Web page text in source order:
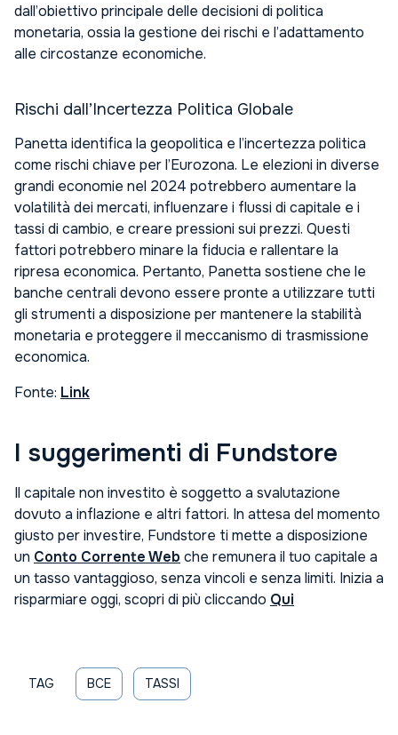
dall’obiettivo principale delle decisioni di politica
monetaria, ossia la gestione dei rischi e l’adattamento
alle circostanze economiche.
Rischi dall’Incertezza Politica Globale
Panetta identifica la geopolitica e l’incertezza politica
come rischi chiave per l’Eurozona. Le elezioni in diverse
grandi economie nel 2024 potrebbero aumentare la
volatilità dei mercati, influenzare i flussi di capitale e i
tassi di cambio, e creare pressioni sui prezzi. Questi
fattori potrebbero minare la fiducia e rallentare la
ripresa economica. Pertanto, Panetta sostiene che le
banche centrali devono essere pronte a utilizzare tutti
gli strumenti a disposizione per mantenere la stabilità
monetaria e proteggere il meccanismo di trasmissione
economica.
Fonte: Link
I suggerimenti di Fundstore
Il capitale non investito è soggetto a svalutazione
dovuto a inflazione e altri fattori. In attesa del momento
giusto per investire, Fundstore ti mette a disposizione
un Conto Corrente Web che remunera il tuo capitale a
un tasso vantaggioso, senza vincoli e senza limiti. Inizia a
risparmiare oggi, scopri di più cliccando Qui
TAG BCE TASSI